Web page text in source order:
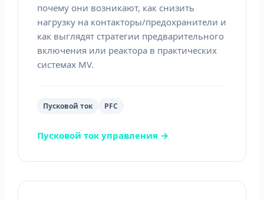
почему они возникают, как снизить
нагрузку на контакторы/предохранители и
как выглядят стратегии предварительного
включения или реактора в практических
системах MV.
Пусковой ток PFC
Пусковой ток управления →